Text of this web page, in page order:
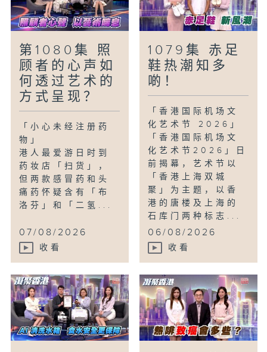
「童话香港-郊游好去处」
长要带朋友去郊游，小朋友最想去哪一个地
方？
第1080集 照
顾者的心声如
何透过艺术的
方式呈现？
「小心未经注册药
物」
港人最爱游日时到
药妆店「扫货」，
但两款感冒药和头
痛药怀疑含有「布
洛芬」和「二氢...
07/08/2026
收看
1079集 赤足
鞋热潮知多
啲！
「香港国际机场文
化艺术节 2026」
「香港国际机场文
化艺术节2026」日
前揭幕，艺术节以
「香港上海双城
聚」为主题，以香
港的唐楼及上海的
石库门两种标志...
06/08/2026
收看